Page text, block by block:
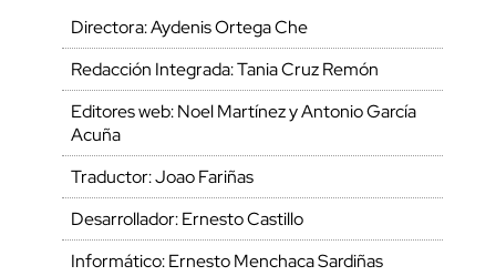
Directora: Aydenis Ortega Che
Redacción Integrada: Tania Cruz Remón
Editores web: Noel Martínez y Antonio García
Acuña
Traductor: Joao Fariñas
Desarrollador: Ernesto Castillo
Informático: Ernesto Menchaca Sardiñas